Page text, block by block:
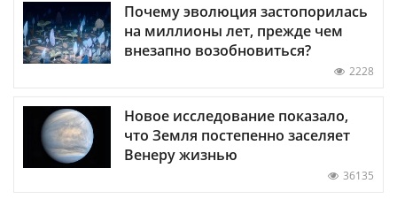
Почему эволюция застопорилась
на миллионы лет, прежде чем
внезапно возобновиться?
2228
Новое исследование показало,
что Земля постепенно заселяет
Венеру жизнью
36135